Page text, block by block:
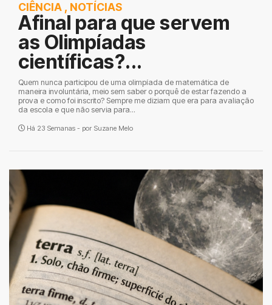
CIÊNCIA , NOTÍCIAS
Afinal para que servem
as Olimpíadas
científicas?...
Quem nunca participou de uma olimpíada de matemática de
maneira involuntária, meio sem saber o porquê de estar fazendo a
prova e como foi inscrito? Sempre me diziam que era para avaliação
da escola e que não servia para...
Há 23 Semanas - por Suzane Melo